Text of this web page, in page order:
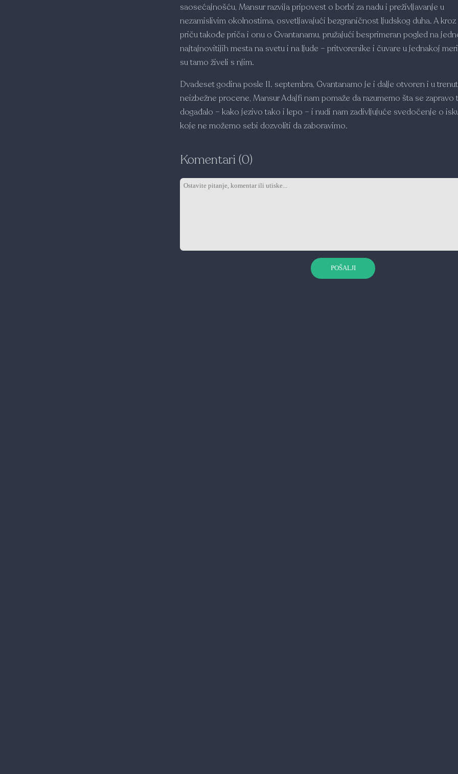
saosećajnošću, Mansur razvija pripovest o borbi za nadu i preživljavanje u
nezamislivim okolnostima, osvetljavajući bezgraničnost ljudskog duha. A
priču takođe priča i onu o Gvantanamu, pružajući besprimeran pogled na
najtajnovitijih mesta na svetu i na ljude – pritvorenike i čuvare u jednakoj
su tamo živeli s njim.
Dvadeset godina posle 11. septembra, Gvantanamo je i dalje otvoren i u
neizbežne procene, Mansur Adajfi nam pomaže da razumemo šta se zapravo
događalo – kako jezivo tako i lepo – i nudi nam zadivljujuće svedočenje o
koje ne možemo sebi dozvoliti da zaboravimo.
Komentari (0)
POŠALJI